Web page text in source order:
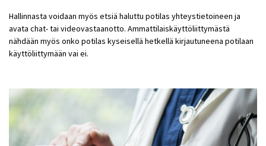
Hallinnasta voidaan myös etsiä haluttu potilas yhteystietoineen ja
avata chat- tai videovastaanotto. Ammattilaiskäyttöliittymästä
nähdään myös onko potilas kyseisellä hetkellä kirjautuneena potilaan
käyttöliittymään vai ei.